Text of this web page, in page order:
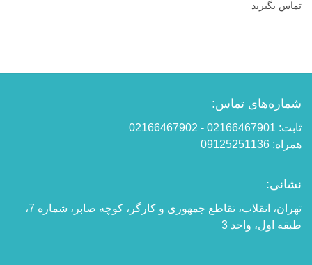
تماس بگیرید
شماره‌های تماس:
ثابت: 02166467901 - 02166467902
همراه: 09125251136
نشانی:
تهران، انقلاب، تقاطع جمهوری و کارگر، کوچه صابر، شماره 7،
طبقه اول، واحد 3